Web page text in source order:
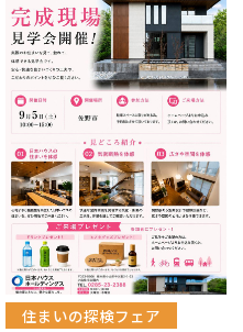
住まいの探検フェア